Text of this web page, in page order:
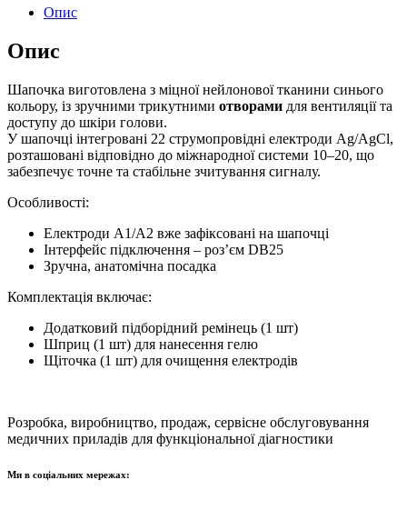
Опис
Опис
Шапочка виготовлена з міцної нейлонової тканини синього
кольору, із зручними трикутними отворами для вентиляції та
доступу до шкіри голови.
У шапочці інтегровані 22 струмопровідні електроди Ag/AgCl,
розташовані відповідно до міжнародної системи 10–20, що
забезпечує точне та стабільне зчитування сигналу.
Особливості:
Електроди A1/A2 вже зафіксовані на шапочці
Інтерфейс підключення – роз’єм DB25
Зручна, анатомічна посадка
Комплектація включає:
Додатковий підборідний ремінець (1 шт)
Шприц (1 шт) для нанесення гелю
Щіточка (1 шт) для очищення електродів
Розробка, виробництво, продаж, сервісне обслуговування
медичних приладів для функціональної діагностики
Ми в соціальних мережах: